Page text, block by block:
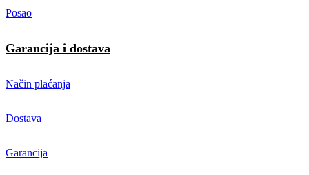
Posao
Garancija i dostava
Način plaćanja
Dostava
Garancija